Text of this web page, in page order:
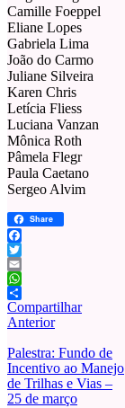
Camille Foeppel
Eliane Lopes
Gabriela Lima
João do Carmo
Juliane Silveira
Karen Chris
Letícia Fliess
Luciana Vanzan
Mônica Roth
Pâmela Flegr
Paula Caetano
Sergeo Alvim
Share
Facebook
Twitter
Email
WhatsApp
Compartilhar
Anterior
Palestra: Fundo de
Incentivo ao Manejo
de Trilhas e Vias –
25 de março